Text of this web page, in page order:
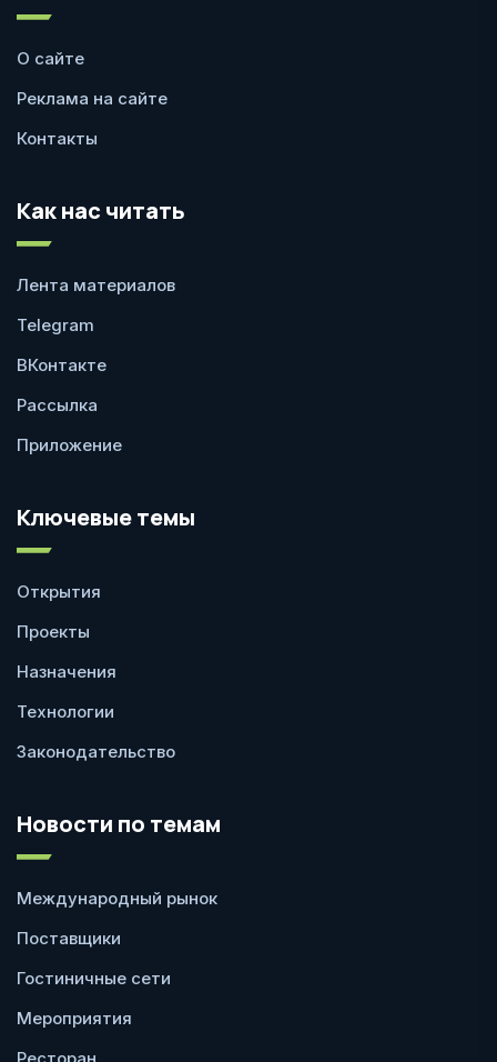
О сайте
Реклама на сайте
Контакты
Как нас читать
Лента материалов
Telegram
ВКонтакте
Рассылка
Приложение
Ключевые темы
Открытия
Проекты
Назначения
Технологии
Законодательство
Новости по темам
Международный рынок
Поставщики
Гостиничные сети
Мероприятия